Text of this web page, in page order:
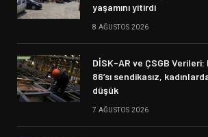
yaşamını yitirdi
8 AĞUSTOS 2026
DİSK-AR ve ÇSGB Verileri:
86’sı sendikasız,
düşük
7 AĞUSTOS 2026